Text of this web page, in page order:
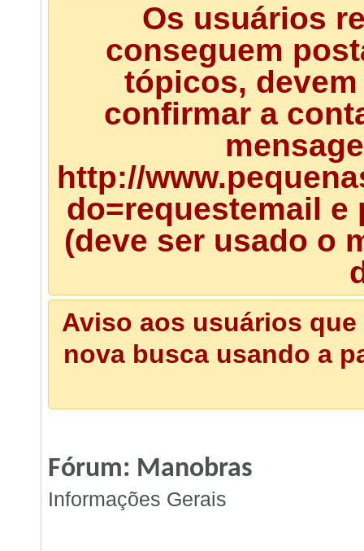
Os usuários
conseguem
tópicos,
confirmar a
http://
do=requestemail
(deve ser usado o
Aviso aos usuários
nova busca usando a
Fórum: Manobras
Informações Gerais